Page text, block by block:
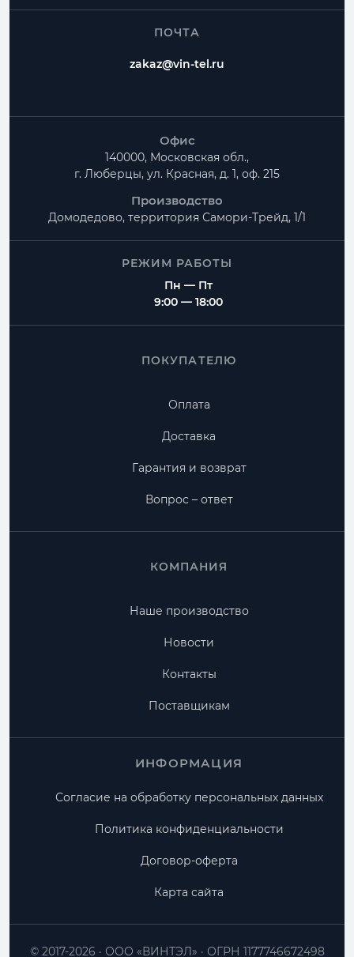
ПОЧТА
zakaz@vin-tel.ru
Офис
140000, Московская обл.,
г. Люберцы, ул. Красная, д. 1, оф. 215
Производство
Домодедово, территория Самори-Трейд, 1/1
РЕЖИМ РАБОТЫ
Пн — Пт
9:00 — 18:00
ПОКУПАТЕЛЮ
Оплата
Доставка
Гарантия и возврат
Вопрос – ответ
КОМПАНИЯ
Наше производство
Новости
Контакты
Поставщикам
ИНФОРМАЦИЯ
Согласие на обработку персональных данных
Политика конфиденциальности
Договор-оферта
Карта сайта
ООО «ВИНТЭЛ» ОГРН 1177746672498
© 2017-2026